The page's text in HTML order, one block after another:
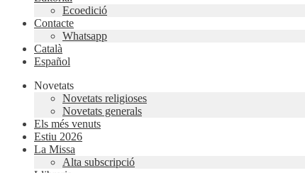
Ecoedició
Contacte
Whatsapp
Català
Español
Novetats
Novetats religioses
Novetats generals
Els més venuts
Estiu 2026
La Missa
Alta subscripció